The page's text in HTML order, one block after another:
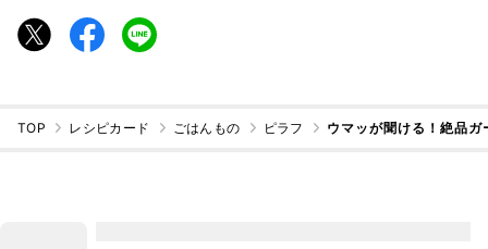
TOP レシピカード ごはんもの ピラフ ウマッが聞ける！絶品ガ